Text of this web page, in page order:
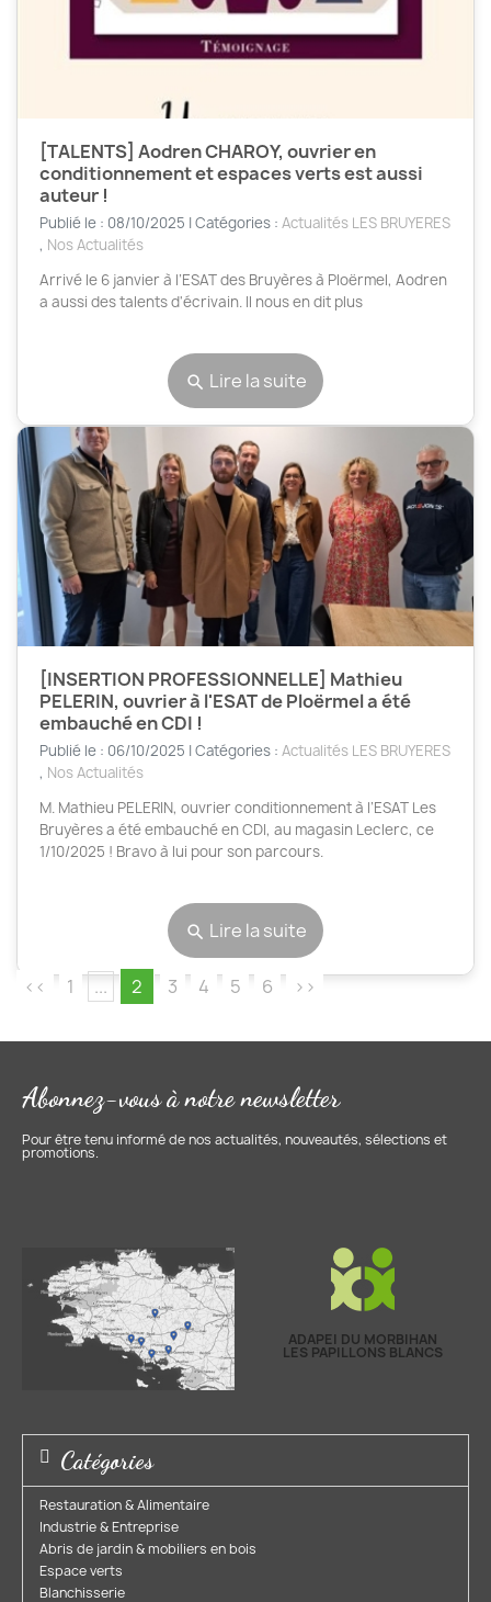
[TALENTS] Aodren CHAROY, ouvrier en
conditionnement et espaces verts est aussi
auteur !
Publié le : 08/10/2025 | Catégories : Actualités LES BRUYERES
, Nos Actualités
Arrivé le 6 janvier à l’ESAT des Bruyères à Ploërmel, Aodren
a aussi des talents d'écrivain. Il nous en dit plus
search Lire la suite
[INSERTION PROFESSIONNELLE] Mathieu
PELERIN, ouvrier à l'ESAT de Ploërmel a été
embauché en CDI !
Publié le : 06/10/2025 | Catégories : Actualités LES BRUYERES
, Nos Actualités
M. Mathieu PELERIN, ouvrier conditionnement à l’ESAT Les
Bruyères a été embauché en CDI, au magasin Leclerc, ce
1/10/2025 ! Bravo à lui pour son parcours.
search Lire la suite
<< 1 ... 2 3 4 5 6 >>
Abonnez-vous à notre newsletter
Pour être tenu informé de nos actualités, nouveautés, sélections et
promotions.
ADAPEI DU MORBIHAN
LES PAPILLONS BLANCS
Catégories
Restauration & Alimentaire
Industrie & Entreprise​
Abris de jardin & mobiliers en bois​
Espace verts​
Blanchisserie​